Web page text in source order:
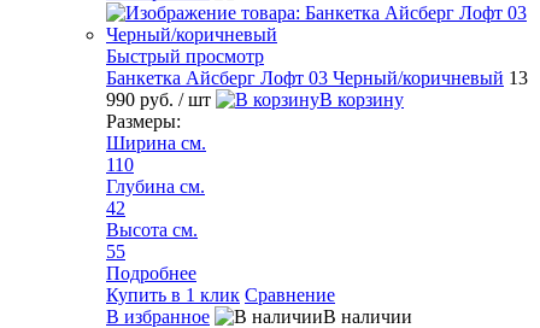
Быстрый просмотр
Банкетка Айсберг Лофт 03 Черный/коричневый 13
990 руб. / шт
В корзину
Размеры:
Ширина см.
110
Глубина см.
42
Высота см.
55
Подробнее
Купить в 1 клик Сравнение
В избранное
В наличии